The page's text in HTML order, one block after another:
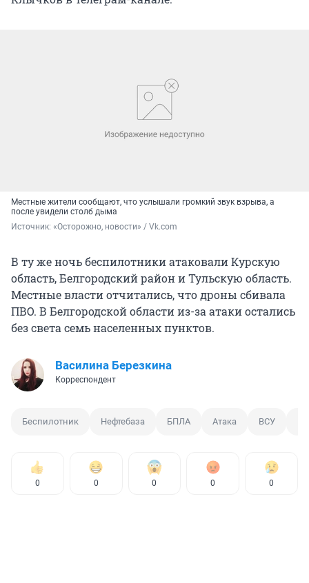
Местные жители сообщают, что услышали громкий звук взрыва, а
после увидели столб дыма
Источник: «Осторожно, новости» / Vk.com
В ту же ночь беспилотники атаковали Курскую
область, Белгородский район и Тульскую область.
Местные власти отчитались, что дроны сбивала
ПВО. В Белгородской области из-за атаки остались
без света семь населенных пунктов.
Василина Березкина
Корреспондент
Беспилотник Нефтебаза БПЛА Атака ВСУ
0 0 0 0 0